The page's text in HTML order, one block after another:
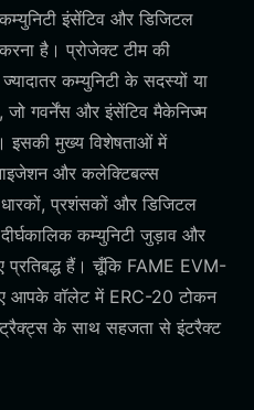
इंसेंटिव और डिजिटल
है। प्रोजेक्ट टीम की
कम्युनिटी के सदस्यों या
जो गवर्नेंस और इंसेंटिव मैकेनिज्म
इसकी मुख्य विशेषताओं में
और कलेक्टिबल्स
प्रशंसकों और डिजिटल
कम्युनिटी जुड़ाव और
प्रतिबद्ध हैं। चूँकि FAME EVM-
आपके वॉलेट में ERC-20 टोकन
के साथ सहजता से इंटरैक्ट